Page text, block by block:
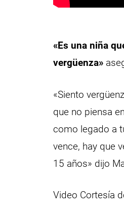
«Es una niña
vergüenza»
«Siento
que no piensa
como legado a
vence, hay que
15 años» dijo
Video Cortesía